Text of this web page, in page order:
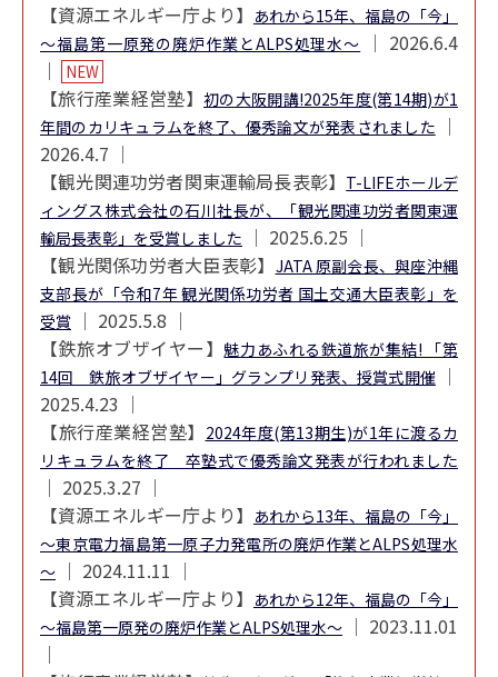
【資源エネルギー庁より】 あれから15年、福島の「今」
～福島第一原発の廃炉作業とALPS処理水～
│ 2026.6.4
│
NEW
【旅行産業経営塾】 初の大阪開講!2025年度(第14期)が1
年間のカリキュラムを終了、優秀論文が発表されました
│
2026.4.7 │
【観光関連功労者関東運輸局長表彰】 T-LIFEホールデ
ィングス株式会社の石川社長が、「観光関連功労者関東運
輸局長表彰」を受賞しました
│ 2025.6.25 │
【観光関係功労者大臣表彰】 JATA 原副会長、與座沖縄
支部長が「令和7年 観光関係功労者 国土交通大臣表彰」を
受賞
│ 2025.5.8 │
【鉄旅オブザイヤー】 魅力あふれる鉄道旅が集結! 「第
14回 鉄旅オブザイヤー」グランプリ発表、授賞式開催│
2025.4.23 │
【旅行産業経営塾】 2024年度(第13期生)が1年に渡るカ
リキュラムを終了 卒塾式で優秀論文発表が行われました
│ 2025.3.27 │
【資源エネルギー庁より】 あれから13年、福島の「今」
～東京電力福島第一原子力発電所の廃炉作業とALPS処理水
～ │ 2024.11.11 │
【資源エネルギー庁より】 あれから12年、福島の「今」
～福島第一原発の廃炉作業とALPS処理水～ │ 2023.11.01
│